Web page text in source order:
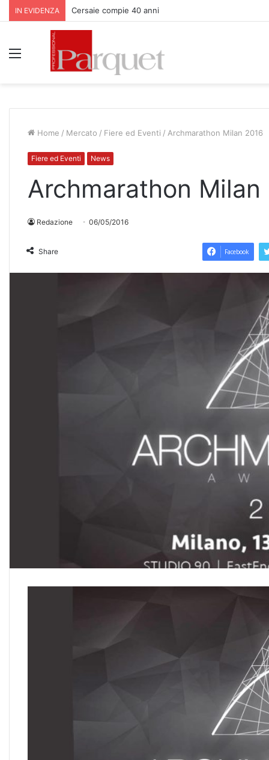
IN EVIDENZA Cersaie compie 40 anni
Home / Mercato / Fiere ed Eventi / Archmarathon Milan 2016
Fiere ed Eventi News
Archmarathon Milan
Redazione 06/05/2016
Share Facebook